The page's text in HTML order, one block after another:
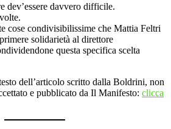
dev’essere davvero difficile.
cose condivisibilissime che Mattia Feltri
solidarietà al direttore
questa specifica scelta
dell’articolo scritto dalla Boldrini, non
e pubblicato da Il Manifesto: clicca